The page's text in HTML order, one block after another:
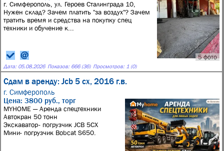
5 фото
г. Симферополь, ул. Героев Сталинграда 10,
Нужен склад? Зачем платить "за воздух"? Зачем
тратить время и средства на покупку спец
техники и обучение к...
Дата: 05.08.2026 Показов: 666 (36) Просмотров: 1 (0)
Сдам в аренду: Jcb 5 cx, 2016 г.в.
г. Симферополь
Цена: 3800 руб., торг
MYHOME — Аренда спецтехники
Автокран 50 тонн
Экскаватор- погрузчик JCB 5CX
Мини- погрузчик Bobcat S650.